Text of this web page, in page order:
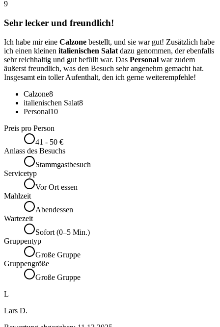
9
Sehr lecker und freundlich!
Ich habe mir eine Calzone bestellt, und sie war gut! Zusätzlich habe
ich einen kleinen italienischen Salat dazu genommen, der ebenfalls
sehr reichhaltig und gut befüllt war. Das Personal war zudem
äußerst freundlich, was den Besuch sehr angenehm gemacht hat.
Insgesamt ein toller Aufenthalt, den ich gerne weiterempfehle!
Calzone8
italienischen Salat8
Personal10
Preis pro Person
41 - 50 €
Anlass des Besuchs
Stammgastbesuch
Servicetyp
Vor Ort essen
Mahlzeit
Abendessen
Wartezeit
Sofort (0–5 Min.)
Gruppentyp
Große Gruppe
Gruppengröße
Große Gruppe
L
Lars D.